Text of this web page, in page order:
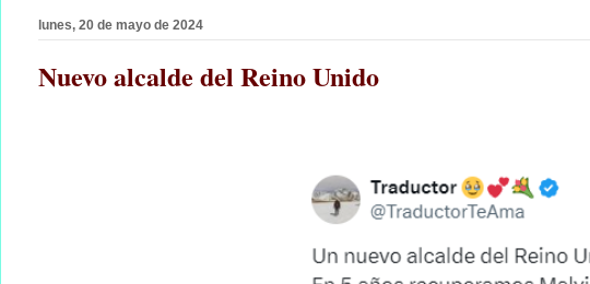
lunes, 20 de mayo de 2024
Nuevo alcalde del Reino Unido